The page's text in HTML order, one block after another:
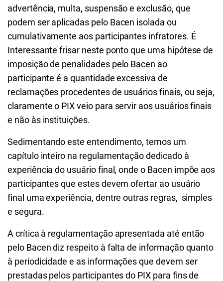
advertência, multa, suspensão e exclusão, que
podem ser aplicadas pelo Bacen isolada ou
cumulativamente aos participantes infratores. É
Interessante frisar neste ponto que uma hipótese de
imposição de penalidades pelo Bacen ao
participante é a quantidade excessiva de
reclamações procedentes de usuários finais, ou seja,
claramente o PIX veio para servir aos usuários finais
e não às instituições.
Sedimentando este entendimento, temos um
capítulo inteiro na regulamentação dedicado à
experiência do usuário final, onde o Bacen impõe aos
participantes que estes devem ofertar ao usuário
final uma experiência, dentre outras regras, simples
e segura.
A crítica à regulamentação apresentada até então
pelo Bacen diz respeito à falta de informação quanto
à periodicidade e as informações que devem ser
prestadas pelos participantes do PIX para fins de